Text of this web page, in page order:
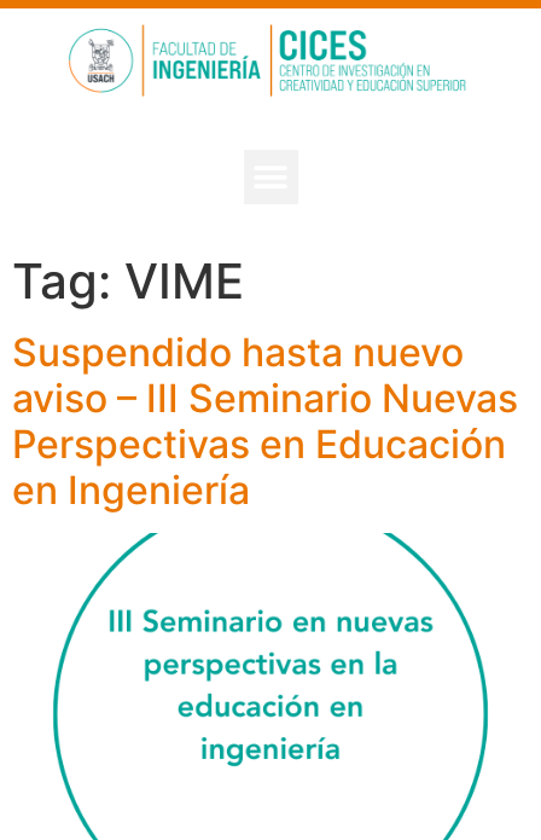
Tag: VIME
Suspendido hasta nuevo
aviso – III Seminario Nuevas
Perspectivas en Educación
en Ingeniería